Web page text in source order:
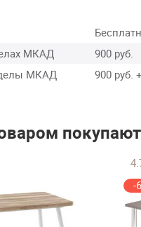
МКАД
900 руб.
МКАД
900 руб.
покупают
-